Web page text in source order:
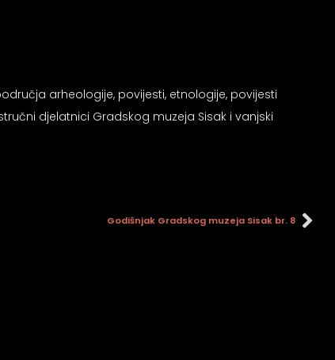
arheologije, povijesti, etnologije, povijesti
djelatnici Gradskog muzeja Sisak i vanjski
Godišnjak Gradskog muzeja Sisak br. 8